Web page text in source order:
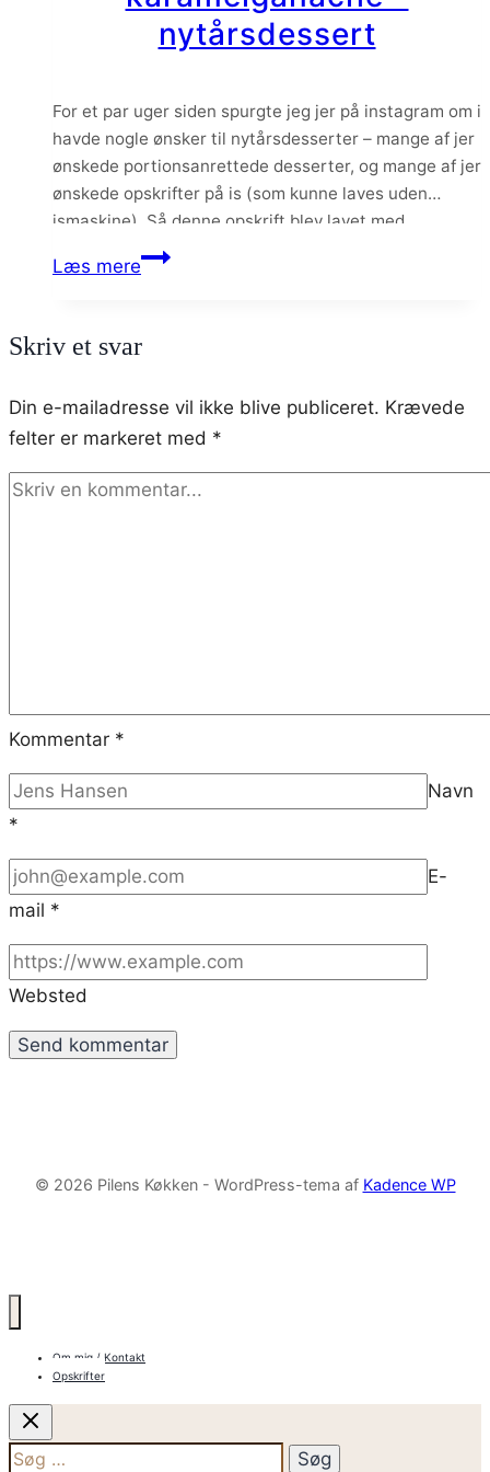
nytårsdessert
For et par uger siden spurgte jeg jer på instagram om i
havde nogle ønsker til nytårsdesserter – mange af jer
ønskede portionsanrettede desserter, og mange af jer
ønskede opskrifter på is (som kunne laves uden
ismaskine). Så denne opskrift blev lavet med
udgangspunkt i disse ønsker.
Læs mereLimeparfait
og
–
nytårsdessert
Skriv et svar
Din e-mailadresse vil ikke blive publiceret. Krævede
felter er markeret med *
Kommentar *
Navn
*
E-
mail *
Websted
© 2026 Pilens Køkken - WordPress-tema af Kadence WP
Om mig / Kontakt
Opskrifter
Søg